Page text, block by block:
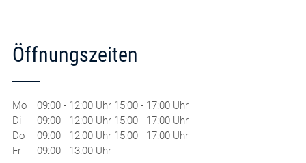
Öffnungszeiten
Mo
Di
Do
Fr
09:00 - 12:00 Uhr 15:00 - 17:00 Uhr
09:00 - 12:00 Uhr 15:00 - 17:00 Uhr
09:00 - 12:00 Uhr 15:00 - 17:00 Uhr
09:00 - 13:00 Uhr